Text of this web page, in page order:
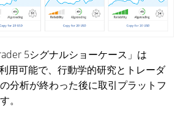
5シグナルショーケース」は
用可能で、行動学的研究とトレーダ
分析が終わった後に取引プラットフ
。